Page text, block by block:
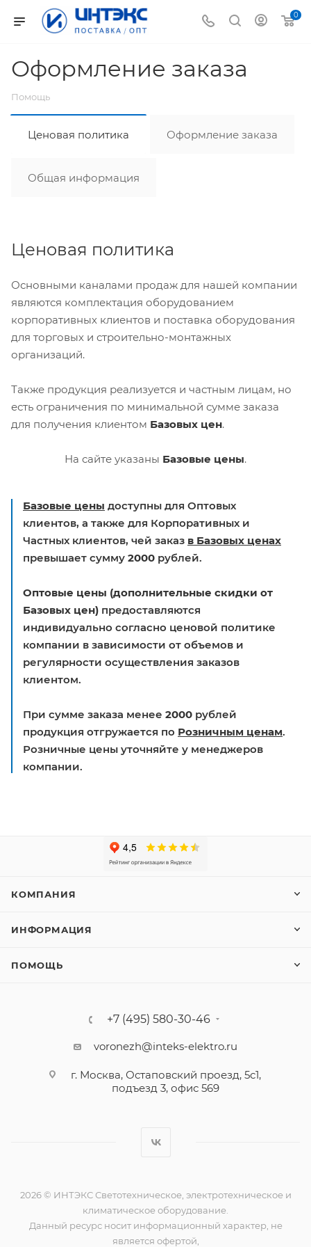
0
Оформление заказа
Помощь
Ценовая политика Оформление заказа
Общая информация
Ценовая политика
Основными каналами продаж для нашей компании
являются комплектация оборудованием
корпоративных клиентов и поставка оборудования
для торговых и строительно-монтажных
организаций.
Также продукция реализуется и частным лицам, но
есть ограничения по минимальной сумме заказа
для получения клиентом Базовых цен.
На сайте указаны Базовые цены.
Базовые цены доступны для Оптовых
клиентов, а также для Корпоративных и
Частных клиентов, чей заказ в Базовых ценах
превышает сумму 2000 рублей.
Оптовые цены (дополнительные скидки от
Базовых цен) предоставляются
индивидуально согласно ценовой политике
компании в зависимости от объемов и
регулярности осуществления заказов
клиентом.
При сумме заказа менее 2000 рублей
продукция отгружается по Розничным ценам.
Розничные цены уточняйте у менеджеров
компании.
КОМПАНИЯ
ИНФОРМАЦИЯ
ПОМОЩЬ
+7 (495) 580-30-46
voronezh@inteks-elektro.ru
г. Москва, Остаповский проезд, 5с1,
подъезд 3, офис 569
2026 © ИНТЭКС Светотехническое, электротехническое и
климатическое оборудование.
Данный ресурс носит информационный характер, не
является офертой,